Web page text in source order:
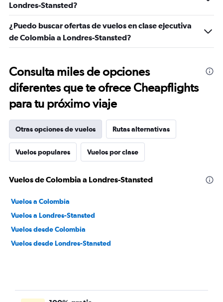
Londres-Stansted?
¿Puedo buscar ofertas de vuelos en clase ejecutiva
de Colombia a Londres-Stansted?
Consulta miles de opciones
diferentes que te ofrece Cheapflights
para tu próximo viaje
Otras opciones de vuelos Rutas alternativas
Vuelos populares Vuelos por clase
Vuelos de Colombia a Londres-Stansted
Vuelos a Colombia
Vuelos a Londres-Stansted
Vuelos desde Colombia
Vuelos desde Londres-Stansted